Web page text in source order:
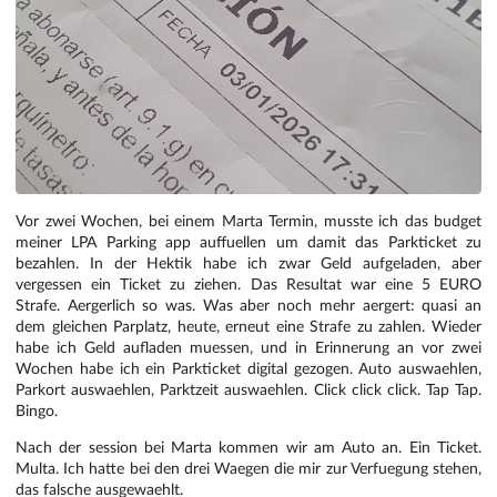
Vor zwei Wochen, bei einem Marta Termin, musste ich das budget
meiner LPA Parking app auffuellen um damit das Parkticket zu
bezahlen. In der Hektik habe ich zwar Geld aufgeladen, aber
vergessen ein Ticket zu ziehen. Das Resultat war eine 5 EURO
Strafe. Aergerlich so was. Was aber noch mehr aergert: quasi an
dem gleichen Parplatz, heute, erneut eine Strafe zu zahlen. Wieder
habe ich Geld aufladen muessen, und in Erinnerung an vor zwei
Wochen habe ich ein Parkticket digital gezogen. Auto auswaehlen,
Parkort auswaehlen, Parktzeit auswaehlen. Click click click. Tap Tap.
Bingo.
Nach der session bei Marta kommen wir am Auto an. Ein Ticket.
Multa. Ich hatte bei den drei Waegen die mir zur Verfuegung stehen,
das falsche ausgewaehlt.